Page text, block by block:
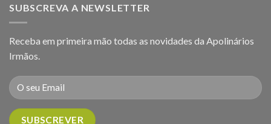
SUBSCREVA A NEWSLETTER
Receba em primeira mão todas as novidades da Apolinários
Irmãos.